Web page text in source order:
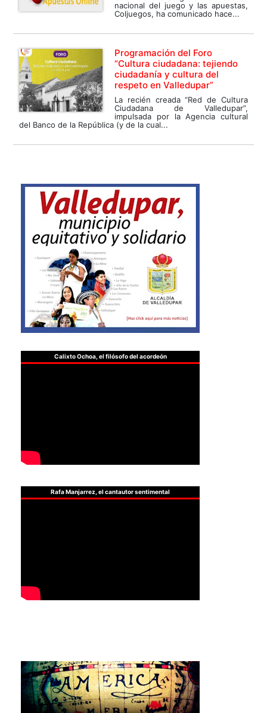
nacional del juego y las apuestas,
Coljuegos, ha comunicado hace...
Programación del Foro
“Cultura ciudadana: tejiendo
ciudadanía y cultura del
respeto en Valledupar”
La recién creada “Red de Cultura
Ciudadana de Valledupar”,
impulsada por la Agencia cultural
del Banco de la República (y de la cual...
Calixto Ochoa, el filósofo del acordeón
Rafa Manjarrez, el cantautor sentimental